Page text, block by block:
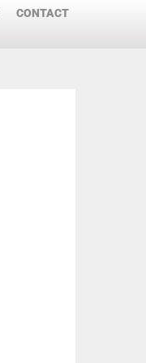
CONTACT